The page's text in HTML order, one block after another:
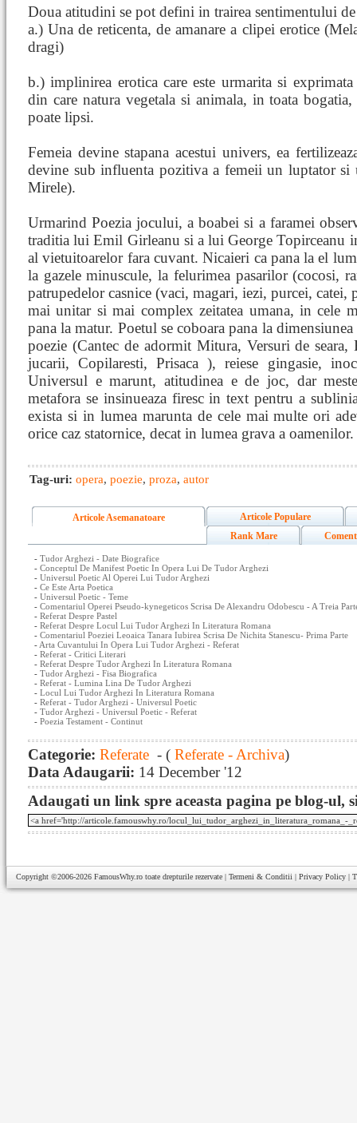
Doua atitudini se pot defini in trairea sentimentului de
a.) Una de reticenta, de amanare a clipei erotice
dragi)
b.) implinirea erotica care este urmarita si
din care natura vegetala si animala, in toata
poate lipsi.
Femeia devine stapana acestui univers, ea
devine sub influenta pozitiva a femeii un luptator si
Mirele).
Urmarind Poezia jocului, a boabei si a faramei
traditia lui Emil Girleanu si a lui George Topirceanu
al vietuitoarelor fara cuvant. Nicaieri ca pana la el
la gazele minuscule, la felurimea pasarilor (cocosi,
patrupedelor casnice (vaci, magari, iezi, purcei, catei,
mai unitar si mai complex zeitatea umana, in cele
pana la matur. Poetul se coboara pana la
poezie (Cantec de adormit Mitura, Versuri de
jucarii, Copilaresti, Prisaca ), reiese gingasie,
Universul e marunt, atitudinea e de joc, dar
metafora se insinueaza firesc in text pentru a
exista si in lumea marunta de cele mai multe ori
orice caz statornice, decat in lumea grava a oamenilor.
Tag-uri: opera, poezie, proza, autor
Articole Asemanatoare
Articole Populare
Rank Mare
- Tudor Arghezi - Date Biografice
- Conceptul De Manifest Poetic In Opera Lui De Tudor Arghezi
- Universul Poetic Al Operei Lui Tudor Arghezi
- Ce Este Arta Poetica
- Universul Poetic - Teme
- Comentariul Operei Pseudo-kynegeticos Scrisa De Alexandru Odobescu - A Treia
- Referat Despre Pastel
- Referat Despre Locul Lui Tudor Arghezi In Literatura Romana
- Comentariul Poeziei Leoaica Tanara Iubirea Scrisa De Nichita Stanescu- Prima Parte
- Arta Cuvantului In Opera Lui Tudor Arghezi - Referat
- Referat - Critici Literari
- Referat Despre Tudor Arghezi In Literatura Romana
- Tudor Arghezi - Fisa Biografica
- Referat - Lumina Lina De Tudor Arghezi
- Locul Lui Tudor Arghezi In Literatura Romana
- Referat - Tudor Arghezi - Universul Poetic
- Tudor Arghezi - Universul Poetic - Referat
- Poezia Testament - Continut
Categorie: Referate - ( Referate - Archiva)
Data Adaugarii: 14 December '12
Adaugati un link spre aceasta pagina pe blog-ul,
Copyright ©2006-2026 FamousWhy.ro toate drepturile rezervate | Termeni & Conditii | Privacy Policy |